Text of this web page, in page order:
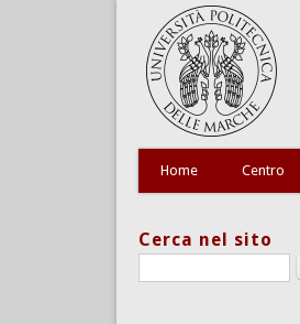
Home Centro
Cerca nel sito